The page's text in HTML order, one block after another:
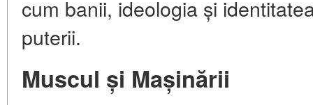
cum banii, ideologia și
puterii.
Muscul și Mașinării